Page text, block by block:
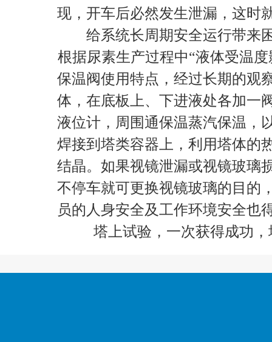
现，开车后必然发生泄漏，这时
给系统长周期安全运行带来
根据尿素生产过程中“液体受温
保温阀使用特点，经过长期的观
体，在底板上、下进液处各加一
液位计，周围通保温蒸汽保温，
焊接到塔类容器上，利用塔体的
结晶。如果视镜泄漏或视镜玻璃
不停车就可更换视镜玻璃的目的
员的人身安全及工作环境安全也
塔上试验，一次获得成功